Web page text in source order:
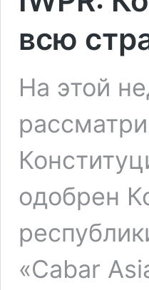
всю
На этой
одобрен
«Cabar